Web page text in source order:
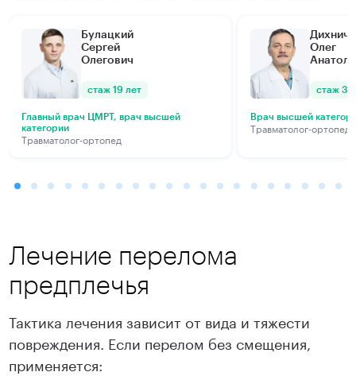
Булацкий
Сергей
Олегович
стаж 19 лет
Главный врач ЦМРТ, врач высшей
категории
Травматолог-ортопед
Дихнич
Олег
стаж 34
Врач высшей
Травматолог-ортопед
Лечение перелома
предплечья
Тактика лечения зависит от вида и тяжести
повреждения. Если перелом без смещения,
применяется: